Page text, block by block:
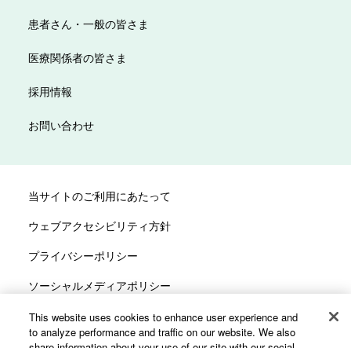
患者さん・一般の皆さま
医療関係者の皆さま
採用情報
お問い合わせ
当サイトのご利用にあたって
ウェブアクセシビリティ方針
プライバシーポリシー
ソーシャルメディアポリシー
サイトマップ
カスタマーハラスメントへの対応方針
This website uses cookies to enhance user experience and
to analyze performance and traffic on our website. We also